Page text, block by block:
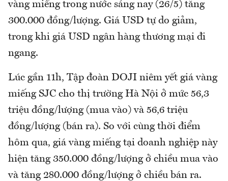
vàng miếng trong nước sáng nay (26/5) tăng
300.000 đồng/lượng. Giá USD tự do giảm,
trong khi giá USD ngân hàng thương mại đi
ngang.
Lúc gần 11h, Tập đoàn DOJI niêm yết giá vàng
miếng SJC cho thị trường Hà Nội ở mức 56,3
triệu đồng/lượng (mua vào) và 56,6 triệu
đồng/lượng (bán ra). So với cùng thời điểm
hôm qua, giá vàng miếng tại doanh nghiệp này
hiện tăng 350.000 đồng/lượng ở chiều mua vào
và tăng 280.000 đồng/lượng ở chiều bán ra.